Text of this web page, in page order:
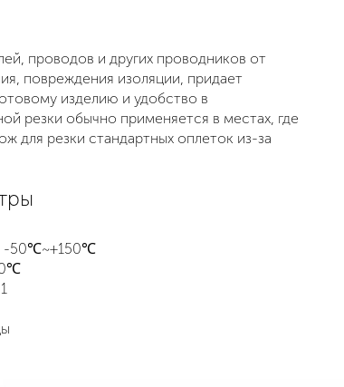
проводов и других проводников от
повреждения изоляции, придает
изделию и удобство в
резки обычно применяется в местах, где
для резки стандартных оплеток из-за
-50℃~+150℃